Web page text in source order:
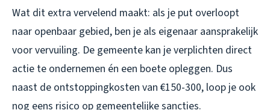
Wat dit extra vervelend maakt: als je put overloopt
naar openbaar gebied, ben je als eigenaar aansprakelijk
voor vervuiling. De gemeente kan je verplichten direct
actie te ondernemen én een boete opleggen. Dus
naast de ontstoppingkosten van €150-300, loop je ook
nog eens risico op gemeentelijke sancties.